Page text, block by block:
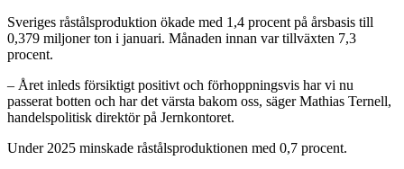
Sveriges råstålsproduktion ökade med 1,4 procent på årsbasis till
0,379 miljoner ton i januari. Månaden innan var tillväxten 7,3
procent.
– Året inleds försiktigt positivt och förhoppningsvis har vi nu
passerat botten och har det värsta bakom oss, säger Mathias Ternell,
handelspolitisk direktör på Jernkontoret.
Under 2025 minskade råstålsproduktionen med 0,7 procent.